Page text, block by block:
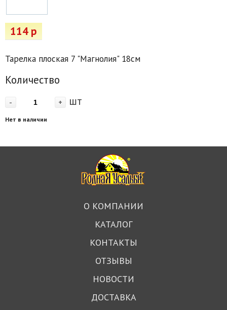
114 р
Тарелка плоская 7 "Магнолия" 18см
Количество
- + шт
Нет в наличии
О КОМПАНИИ
КАТАЛОГ
КОНТАКТЫ
ОТЗЫВЫ
НОВОСТИ
ДОСТАВКА